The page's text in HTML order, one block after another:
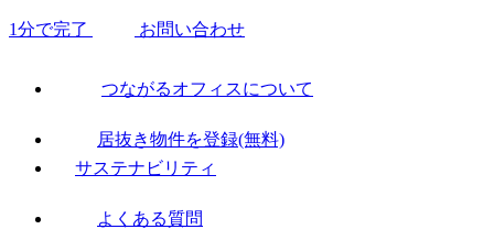
1分で完了 お問い合わせ
つながるオフィスについて
居抜き物件を登録(無料)
サステナビリティ
よくある質問